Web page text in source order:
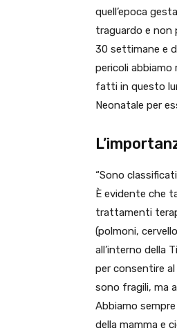
quell’epoca
traguardo e non
30 settimane e
pericoli
fatti in questo
Neonatale per
“Sono
È evidente che
trattamenti
(polmoni,
all’interno della
per consentire
sono fragili, ma
Abbiamo
della mamma e